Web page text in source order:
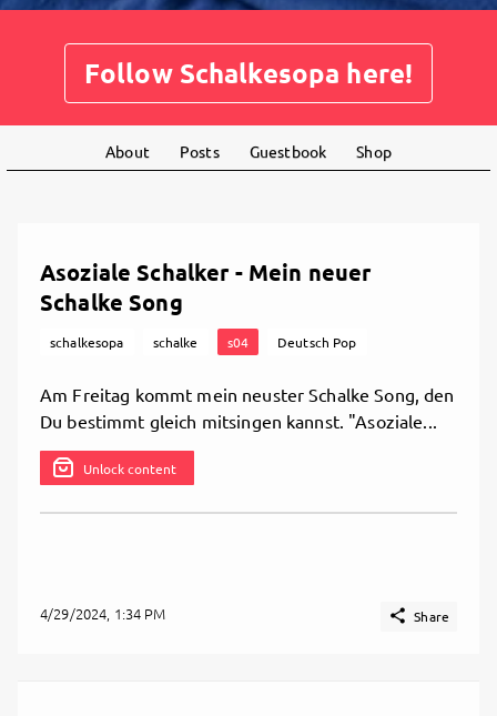
Follow Schalkesopa here!
About Posts Guestbook Shop
Asoziale Schalker - Mein neuer
Schalke Song
schalkesopa schalke s04 Deutsch Pop
Am Freitag kommt mein neuster Schalke Song, den
Du bestimmt gleich mitsingen kannst. "Asoziale...
Unlock content
4/29/2024, 1:34 PM  Share